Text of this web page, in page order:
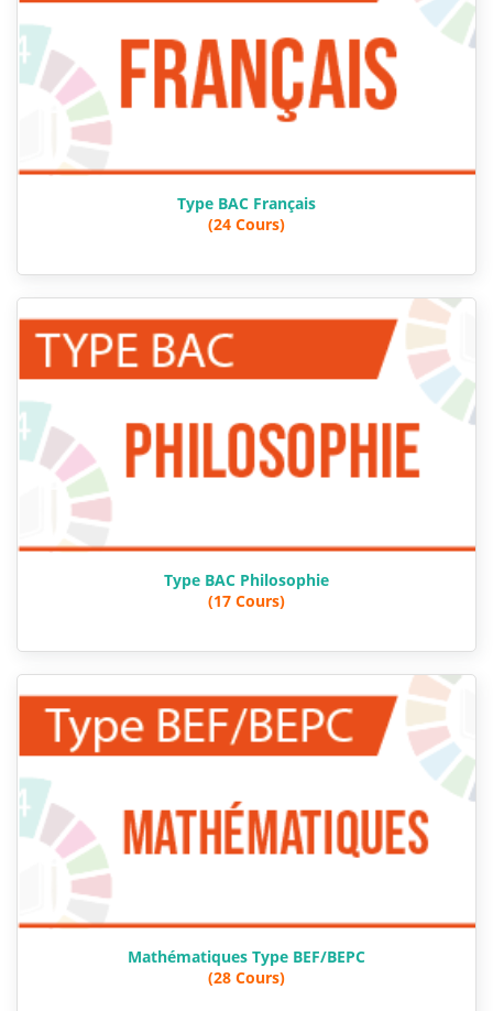
Type BAC Français
(24 Cours)
Type BAC Philosophie
(17 Cours)
Mathématiques Type BEF/BEPC
(28 Cours)